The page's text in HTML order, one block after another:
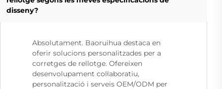
disseny?
Absolutament. Baoruihua destaca en
oferir solucions personalitzades per a
corretges de rellotge. Ofereixen
desenvolupament col·laboratiu,
personalització i serveis OEM/ODM per